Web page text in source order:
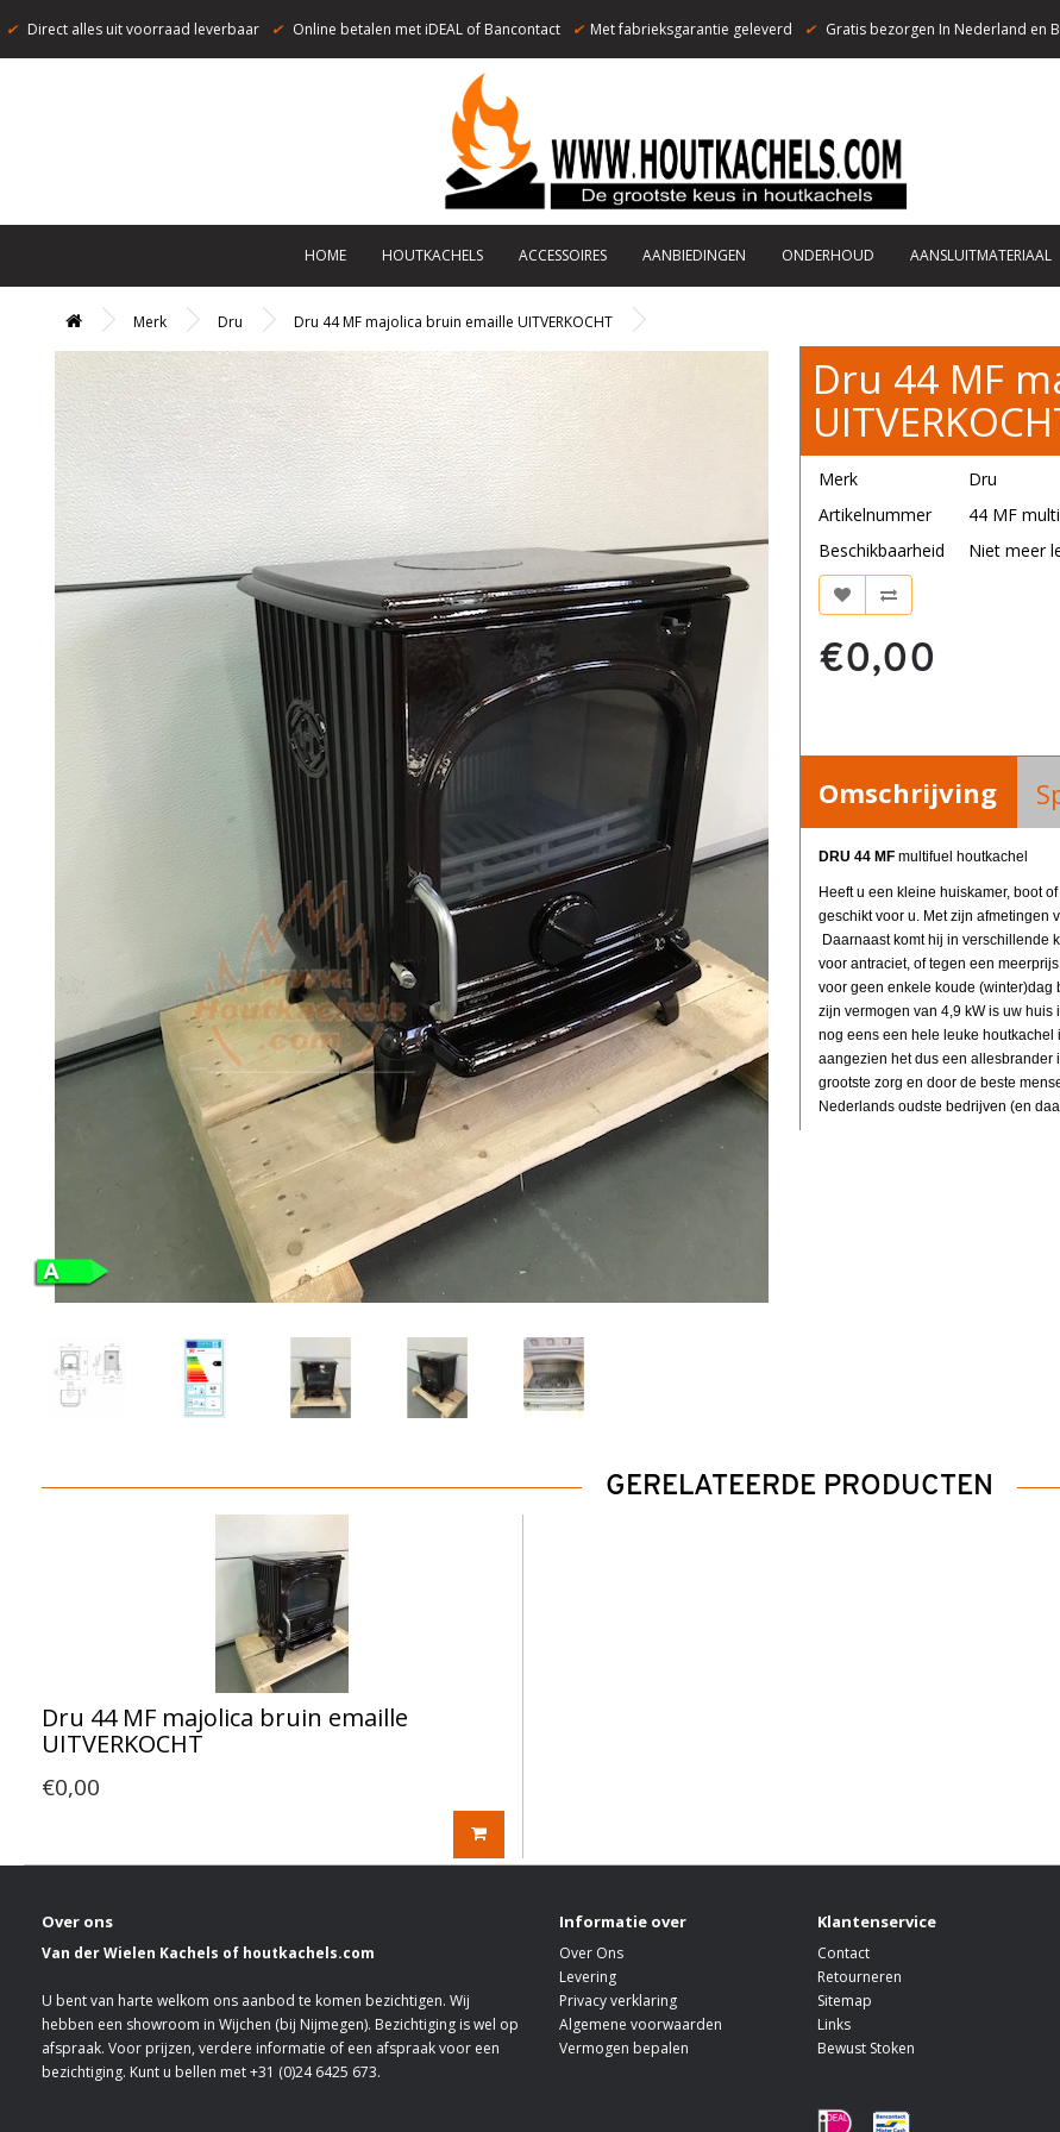
✔ Direct alles uit voorraad leverbaar ✔ Online betalen met iDEAL of Bancontact ✔ Met fabrieksgarantie geleverd ✔ Gratis bezorgen In Nederland en
HOME HOUTKACHELS ACCESSOIRES AANBIEDINGEN ONDERHOUD AANSLUITMATERIAAL
Merk Dru Dru 44 MF majolica bruin emaille UITVERKOCHT
Dru 44 MF
Merk
Dru
Artikelnummer
44 MF
Beschikbaarheid
Niet meer
€0,00
Omschrijving
DRU 44 MF multifuel houtkachel
Heeft u een kleine huiskamer, boot
geschikt voor u. Met zijn afmetingen
Daarnaast komt hij in verschillende
voor antraciet, of tegen een
voor geen enkele koude (winter)dag
zijn vermogen van 4,9 kW is uw huis
nog eens een hele leuke houtkachel
aangezien het dus een allesbrander
grootste zorg en door de beste
Nederlands oudste bedrijven (en
GERELATEERDE PRODUCTEN
Dru 44 MF majolica bruin emaille
UITVERKOCHT
€0,00
Over ons
Van der Wielen Kachels of houtkachels.com
U bent van harte welkom ons aanbod te komen bezichtigen. Wij
hebben een showroom in Wijchen (bij Nijmegen). Bezichtiging is wel op
afspraak. Voor prijzen, verdere informatie of een afspraak voor een
bezichtiging. Kunt u bellen met +31 (0)24 6425 673.
Informatie over
Over Ons
Levering
Privacy verklaring
Algemene voorwaarden
Vermogen bepalen
Klantenservice
Contact
Retourneren
Sitemap
Links
Bewust Stoken